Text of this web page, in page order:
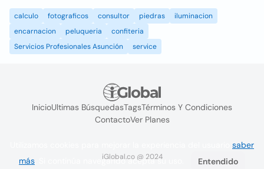
calculo fotograficos consultor piedras
iluminacion
encarnacion
peluqueria
confiteria
Servicios Profesionales Asunción
service
InicioUltimas BúsquedasTagsTérminos Y Condiciones
ContactoVer Planes
iGlobal.co @ 2024
saber
más . Si continúa navegando acepta su uso. Entendido